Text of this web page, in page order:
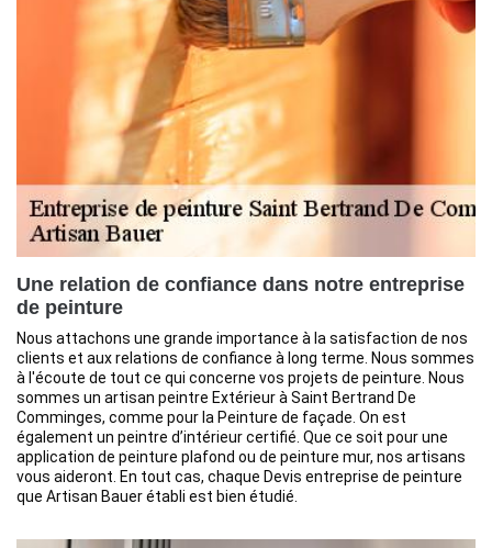
Une relation de confiance dans notre entreprise
de peinture
Nous attachons une grande importance à la satisfaction de nos
clients et aux relations de confiance à long terme. Nous sommes
à l'écoute de tout ce qui concerne vos projets de peinture. Nous
sommes un artisan peintre Extérieur à Saint Bertrand De
Comminges, comme pour la Peinture de façade. On est
également un peintre d’intérieur certifié. Que ce soit pour une
application de peinture plafond ou de peinture mur, nos artisans
vous aideront. En tout cas, chaque Devis entreprise de peinture
que Artisan Bauer établi est bien étudié.